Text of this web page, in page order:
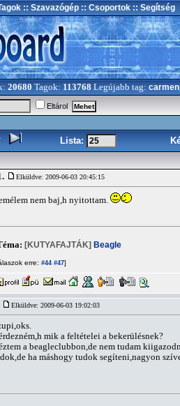
:: Szavazógép :: Csoportok :: Segítség
20680 Tagok: 113768 Legújabb tag:
Eltárol
Lista:
Elküldve: 2009-06-03 20:45:15
nem baj,h nyitottam.
[KUTYAFAJTÁK] Beagle
erre: #44 #47]
Elküldve: 2009-06-03 19:02:03
mik a feltételei a bekerülésnek?
a beagleclubbon,de nem tudam
ha máshogy tudok segíteni,nagyon